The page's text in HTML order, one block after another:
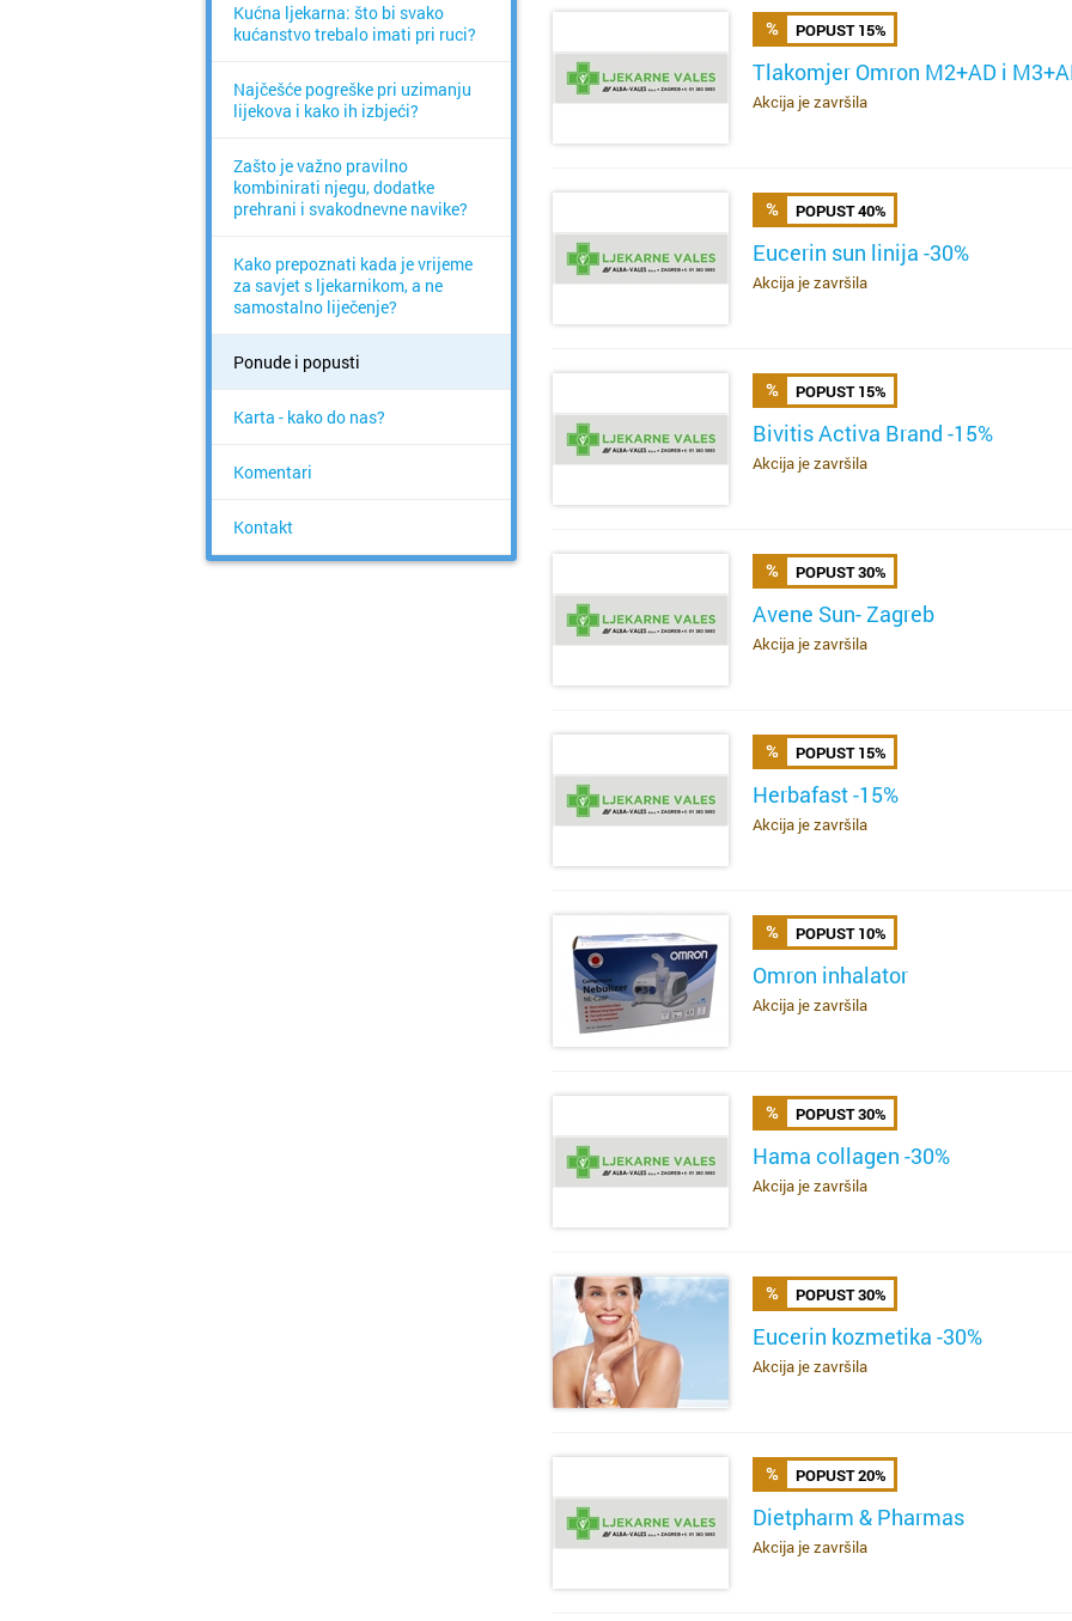
Kućna ljekarna: što bi svako
kućanstvo trebalo imati pri ruci?
Najčešće pogreške pri uzimanju
lijekova i kako ih izbjeći?
Zašto je važno pravilno
kombinirati njegu, dodatke
prehrani i svakodnevne navike?
Kako prepoznati kada je vrijeme
za savjet s ljekarnikom, a ne
samostalno liječenje?
Ponude i popusti
Karta - kako do nas?
Komentari
Kontakt
SAZNAJ VIŠE
POPUST 15%
Tlakomjer Omron M2+AD i
Akcija je završila
SAZNAJ VIŠE
POPUST 40%
Eucerin sun linija -30%
Akcija je završila
SAZNAJ VIŠE
POPUST 15%
Bivitis Activa Brand -15%
Akcija je završila
SAZNAJ VIŠE
POPUST 30%
Avene Sun- Zagreb
Akcija je završila
SAZNAJ VIŠE
POPUST 15%
Herbafast -15%
Akcija je završila
SAZNAJ VIŠE
POPUST 10%
Omron inhalator
Akcija je završila
SAZNAJ VIŠE
POPUST 30%
Hama collagen -30%
Akcija je završila
SAZNAJ VIŠE
POPUST 30%
Eucerin kozmetika -30%
Akcija je završila
SAZNAJ VIŠE
POPUST 20%
Dietpharm & Pharmas
Akcija je završila